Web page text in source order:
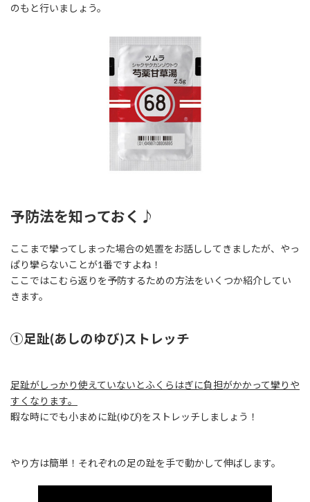
のもと行いましょう。
予防法を知っておく♪
ここまで攣ってしまった場合の処置をお話ししてきましたが、やっ
ぱり攣らないことが1番ですよね！
ここではこむら返りを予防するための方法をいくつか紹介してい
きます。
①足趾(あしのゆび)ストレッチ
足趾がしっかり使えていないとふくらはぎに負担がかかって攣りや
すくなります。
暇な時にでも小まめに趾(ゆび)をストレッチしましょう！
やり方は簡単！それぞれの足の趾を手で動かして伸ばします。